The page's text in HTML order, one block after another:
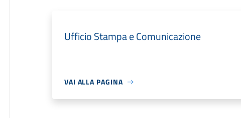
Ufficio Stampa e Comunicazione
VAI ALLA PAGINA